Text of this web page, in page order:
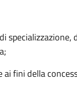
fini della